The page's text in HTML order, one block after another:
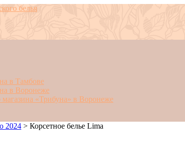
белья
в Тамбове
в Воронеже
«Трибуна» в Воронеже
2024 > Корсетное белье Lima